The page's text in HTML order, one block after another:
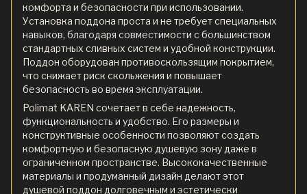
комфорта и безопасности при использовании.
Установка поддона проста и не требует специальных
навыков, благодаря совместимости с большинством
стандартных сливных систем и удобной конструкции.
Поддон оборудован противоскользящим покрытием,
что снижает риск скольжения и повышает
безопасность во время эксплуатации.
Polimat KAREN сочетает в себе надежность,
функциональность и удобство. Его размеры и
конструктивные особенности позволяют создать
комфортную и безопасную душевую зону даже в
ограниченном пространстве. Высококачественные
материалы и продуманный дизайн делают этот
душевой поддон долговечным и эстетически